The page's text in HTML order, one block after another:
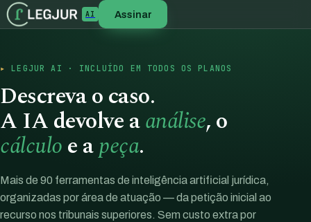
AI Assinar
LEGJUR AI · INCLUÍDO EM TODOS OS PLANOS
Descreva o caso.
A IA devolve aanálise, o
cálculoe apeça.
Mais de 90 ferramentas de inteligência artificial jurídica,
organizadas por área de atuação — da petição inicial ao
recurso nos tribunais superiores. Sem custo extra por